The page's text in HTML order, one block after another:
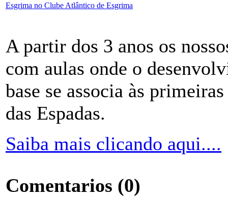
Esgrima no Clube Atlântico de Esgrima
A partir dos 3 anos os
com aulas onde o
base se associa às
das Espadas.
Saiba mais clicando aqui....
Comentarios (0)